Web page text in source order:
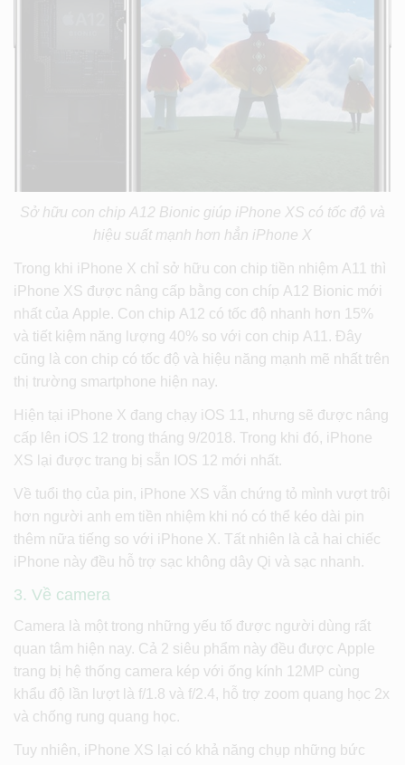
Sở hữu con chip A12 Bionic giúp iPhone XS có tốc độ và
hiệu suất mạnh hơn hẳn iPhone X
Trong khi iPhone X chỉ sở hữu con chip tiền nhiệm A11 thì
iPhone XS được nâng cấp bằng con chíp A12 Bionic mới
nhất của Apple. Con chip A12 có tốc độ nhanh hơn 15%
và tiết kiệm năng lượng 40% so với con chip A11. Đây
cũng là con chip có tốc độ và hiệu năng mạnh mẽ nhất trên
thị trường smartphone hiện nay.
Hiện tại iPhone X đang chạy iOS 11, nhưng sẽ được nâng
cấp lên iOS 12 trong tháng 9/2018. Trong khi đó, iPhone
XS lại được trang bị sẵn IOS 12 mới nhất.
Về tuổi thọ của pin, iPhone XS vẫn chứng tỏ mình vượt trội
hơn người anh em tiền nhiệm khi nó có thể kéo dài pin
thêm nữa tiếng so với iPhone X. Tất nhiên là cả hai chiếc
iPhone này đều hỗ trợ sạc không dây Qi và sạc nhanh.
3. Về camera
Camera là một trong những yếu tố được người dùng rất
quan tâm hiện nay. Cả 2 siêu phẩm này đều được Apple
trang bị hệ thống camera kép với ống kính 12MP cùng
khẩu độ lần lượt là f/1.8 và f/2.4, hỗ trợ zoom quang học 2x
và chống rung quang học.
Tuy nhiên, iPhone XS lại có khả năng chụp những bức